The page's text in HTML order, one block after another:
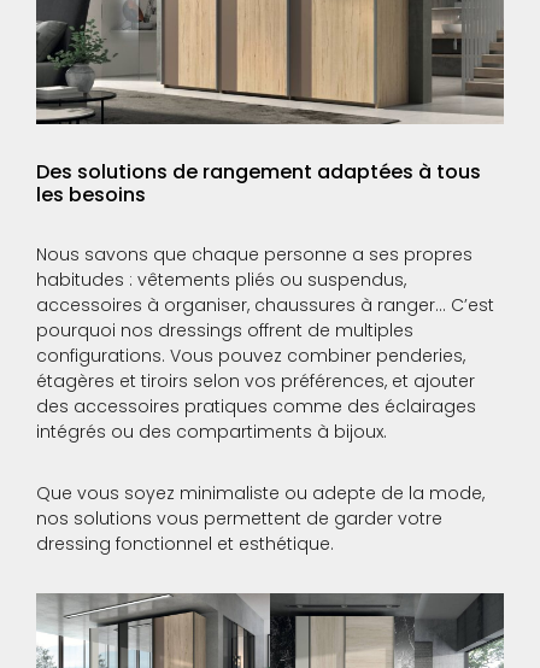
Des solutions de rangement adaptées à tous
les besoins
Nous savons que chaque personne a ses propres
habitudes : vêtements pliés ou suspendus,
accessoires à organiser, chaussures à ranger… C’est
pourquoi nos dressings offrent de multiples
configurations. Vous pouvez combiner penderies,
étagères et tiroirs selon vos préférences, et ajouter
des accessoires pratiques comme des éclairages
intégrés ou des compartiments à bijoux.
Que vous soyez minimaliste ou adepte de la mode,
nos solutions vous permettent de garder votre
dressing fonctionnel et esthétique.